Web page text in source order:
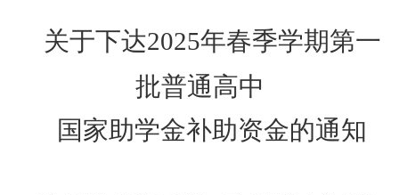
关于下达2025年春季学期第一
批普通高中
国家助学金补助资金的通知